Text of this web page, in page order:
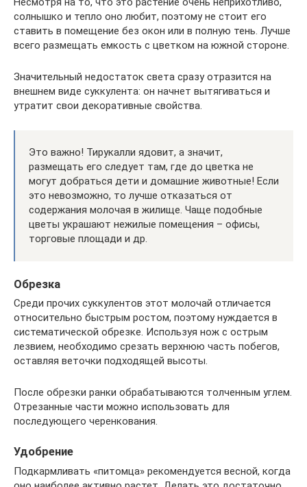
солнышко и тепло оно любит, поэтому не стоит его
ставить в помещение без окон или в полную тень. Лучше
всего размещать емкость с цветком на южной стороне.
Значительный недостаток света сразу отразится на
внешнем виде суккулента: он начнет вытягиваться и
утратит свои декоративные свойства.
Это важно! Тирукалли ядовит, а значит,
размещать его следует там, где до цветка не
могут добраться дети и домашние животные! Если
это невозможно, то лучше отказаться от
содержания молочая в жилище. Чаще подобные
цветы украшают нежилые помещения – офисы,
торговые площади и др.
Обрезка
Среди прочих суккулентов этот молочай отличается
относительно быстрым ростом, поэтому нуждается в
систематической обрезке. Используя нож с острым
лезвием, необходимо срезать верхнюю часть побегов,
оставляя веточки подходящей высоты.
После обрезки ранки обрабатываются толченным углем.
Отрезанные части можно использовать для
последующего черенкования.
Удобрение
Подкармливать «питомца» рекомендуется весной, когда